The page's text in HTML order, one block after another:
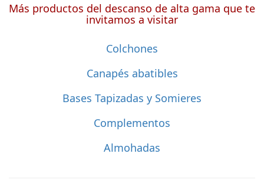
Más productos del descanso de alta gama que te
invitamos a visitar
Colchones
Canapés abatibles
Bases Tapizadas y Somieres
Complementos
Almohadas